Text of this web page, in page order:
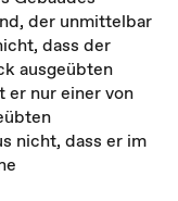
der unmittelbar
dass der
ausgeübten
er nur einer von
nicht, dass er im